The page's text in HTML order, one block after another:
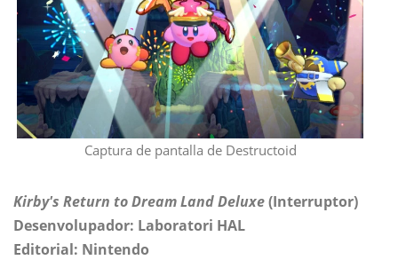
Captura de pantalla de Destructoid
Kirby's Return to Dream Land Deluxe(Interruptor)
Desenvolupador: Laboratori HAL
Editorial: Nintendo